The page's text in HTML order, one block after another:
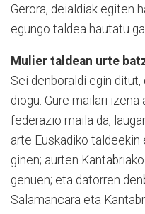
Gerora, deialdiak egiten
egungo taldea hautatu
Mulier taldean urte
Sei denboraldi egin
diogu. Gure mailari
federazio maila da,
arte Euskadiko
ginen; aurten
genuen; eta datorren
Salamancara eta